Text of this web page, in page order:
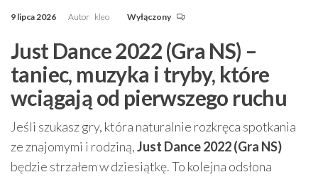
9 lipca 2026 Autor kleo Wyłączony
Just Dance 2022 (Gra NS) –
taniec, muzyka i tryby, które
wciągają od pierwszego ruchu
Jeśli szukasz gry, która naturalnie rozkręca spotkania
ze znajomymi i rodziną,Just Dance 2022 (Gra NS)
będzie strzałem w dziesiątkę. To kolejna odsłona